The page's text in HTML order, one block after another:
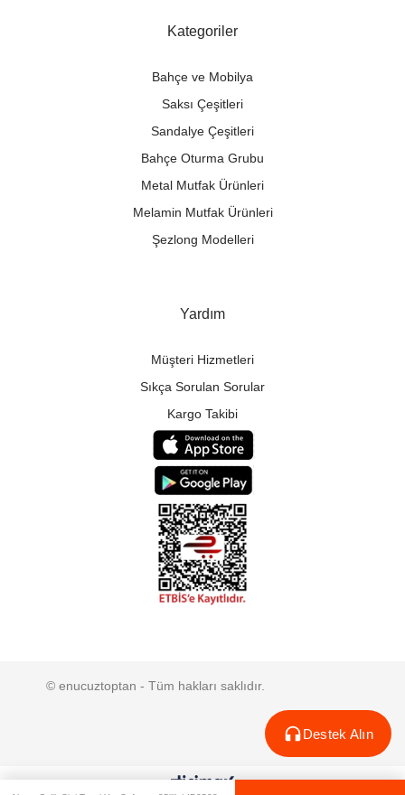
Destek Alın
Kategoriler
Bahçe ve Mobilya
Saksı Çeşitleri
Sandalye Çeşitleri
Bahçe Oturma Grubu
Metal Mutfak Ürünleri
Melamin Mutfak Ürünleri
Şezlong Modelleri
Yardım
Müşteri Hizmetleri
Sıkça Sorulan Sorular
Kargo Takibi
© enucuztoptan - Tüm hakları saklıdır.